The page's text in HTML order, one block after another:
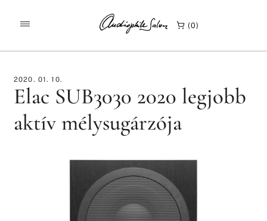
0
KEZDŐLAP TESZTEK
ELAC SUB3030 2020 LEGJOBB AKTÍV MÉLYSUGÁRZÓJA
2020. 01. 10.
Elac SUB3030 2020 legjobb
aktív mélysugárzója